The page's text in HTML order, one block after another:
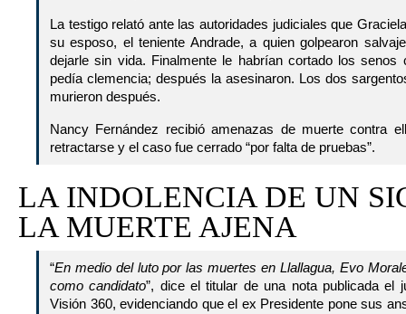
La testigo relató ante las autoridades judiciales que
su esposo, el teniente Andrade, a quien golpearon
dejarle sin vida. Finalmente le habrían cortado los senos
pedía clemencia; después la asesinaron. Los dos
murieron después.
Nancy Fernández recibió amenazas de muerte contra
retractarse y el caso fue cerrado “por falta de pruebas”.
LA INDOLENCIA DE UN
LA MUERTE AJENA
“En medio del luto por las muertes en Llallagua, Evo
como candidato”, dice el titular de una nota publicada el
Visión 360, evidenciando que el ex Presidente pone sus